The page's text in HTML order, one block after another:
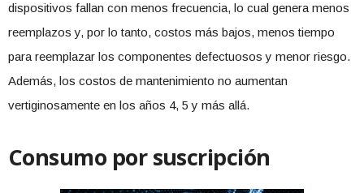
dispositivos fallan con menos frecuencia, lo cual genera menos
reemplazos y, por lo tanto, costos más bajos, menos tiempo
para reemplazar los componentes defectuosos y menor riesgo.
Además, los costos de mantenimiento no aumentan
vertiginosamente en los años 4, 5 y más allá.
Consumo por suscripción